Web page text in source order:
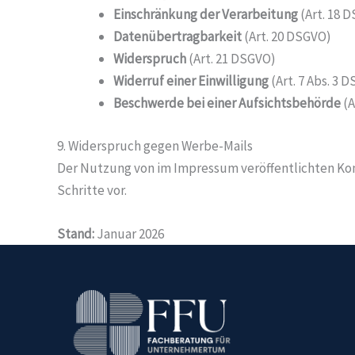
Einschränkung der Verarbeitung(Art. 18
Datenübertragbarkeit(Art. 20 DSGVO)
Widerspruch(Art. 21 DSGVO)
Widerruf einer Einwilligung(Art. 7 Abs. 3
Beschwerde bei einer Aufsichtsbehörde
9. Widerspruch gegen Werbe-Mails
Der Nutzung von im Impressum veröffentlichten
Schritte vor.
Stand:Januar 2026